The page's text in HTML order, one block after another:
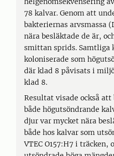
78 kalvar. Genom att
bakteriernas arvsmassa
nära besläktade de är,
smittan sprids. Samtliga
koloniserade som
där klad 8 påvisats i
klad 8.
Resultat visade också
både högutsöndrande
djur var mycket nära
både hos kalvar som
VTEC O157:H7 i träcken,